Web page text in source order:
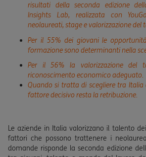
risultati della seconda edizione
Insights Lab, realizzata con
neolaureati, stage e valorizzazione del
Per il 55% dei giovani le
formazione sono determinanti nella
Per il 56% la valorizzazione del
riconoscimento economico adeguato.
Quando si tratta di scegliere tra Italia
fattore decisivo resta la retribuzione.
Le aziende in Italia valorizzano il talento
fattori che possono trattenere i
domande risponde la seconda edizione